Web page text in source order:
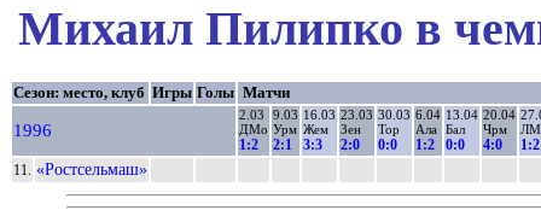
Михаил Пилипко в
Сезон: место, клуб Игры Голы Матчи
1996
2.03
ДМо
1:2
9.03
Урм
2:1
16.03
Жем
3:3
23.03
Зен
2:0
30.03
Тор
0:0
6.04
Ала
1:2
13.04
Бал
0:0
20.04
Чрм
4:0 1:2
11. «Ростсельмаш»